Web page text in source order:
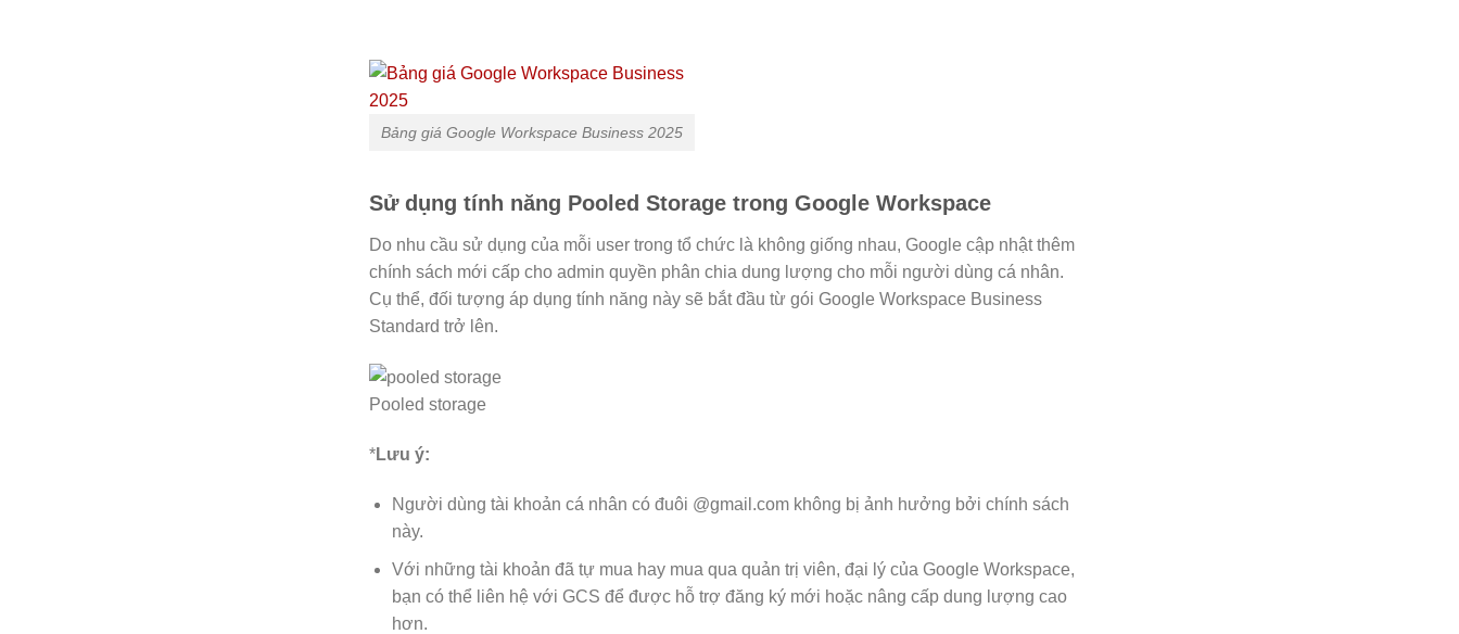
Bảng giá Google Workspace Business 2025
Sử dụng tính năng Pooled Storage trong Google Workspace
Do nhu cầu sử dụng của mỗi user trong tổ chức là không giống nhau, Google cập nhật thêm
chính sách mới cấp cho admin quyền phân chia dung lượng cho mỗi người dùng cá nhân.
Cụ thể, đối tượng áp dụng tính năng này sẽ bắt đầu từ gói Google Workspace Business
Standard trở lên.
Pooled storage
*Lưu ý:
Người dùng tài khoản cá nhân có đuôi @gmail.com không bị ảnh hưởng bởi chính sách
này.
Với những tài khoản đã tự mua hay mua qua quản trị viên, đại lý của Google Workspace,
bạn có thể liên hệ với GCS để được hỗ trợ đăng ký mới hoặc nâng cấp dung lượng cao
hơn.